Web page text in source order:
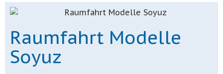
Raumfahrt Modelle
Soyuz